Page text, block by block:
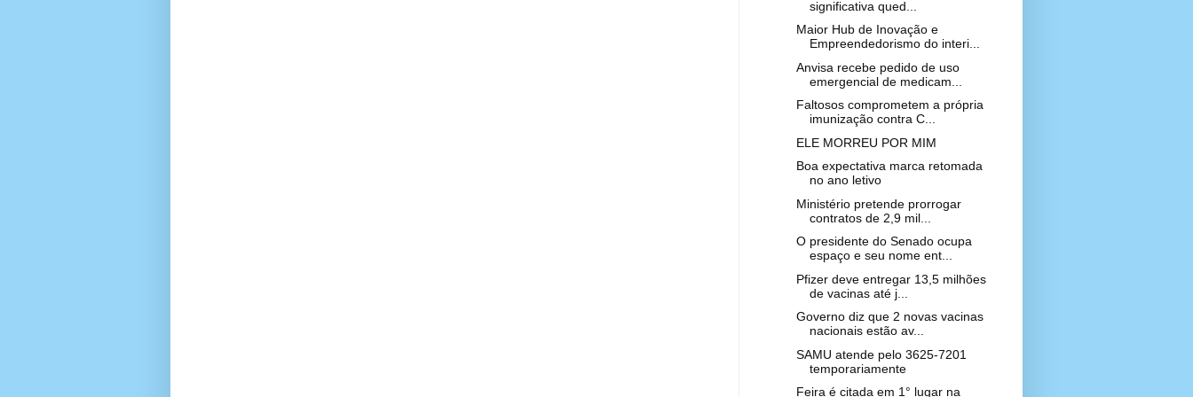
significativa qued...
Maior Hub de Inovação e
Empreendedorismo do interi...
Anvisa recebe pedido de uso
emergencial de medicam...
Faltosos comprometem a própria
imunização contra C...
ELE MORREU POR MIM
Boa expectativa marca retomada
no ano letivo
Ministério pretende prorrogar
contratos de 2,9 mil...
O presidente do Senado ocupa
espaço e seu nome ent...
Pfizer deve entregar 13,5 milhões
de vacinas até j...
Governo diz que 2 novas vacinas
nacionais estão av...
SAMU atende pelo 3625-7201
temporariamente
Feira é citada em 1° lugar na